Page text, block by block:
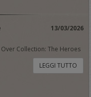
13/03/2026
Collection: The Heroes
LEGGI TUTTO